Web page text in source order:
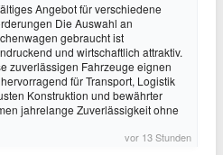
Angebot für verschiedene
Die Auswahl an
gebraucht ist
und wirtschaftlich attraktiv.
zuverlässigen Fahrzeuge eignen
für Transport, Logistik
Konstruktion und bewährter
jahrelange Zuverlässigkeit ohne
vor 13 Stunden